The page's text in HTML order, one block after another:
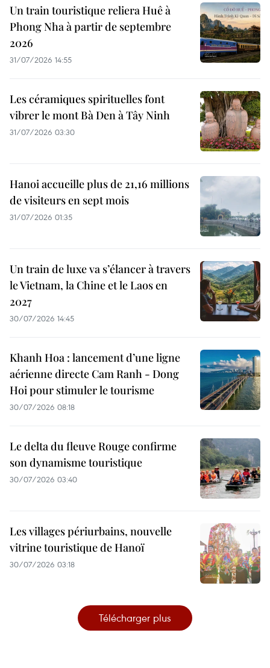
Un train touristique reliera Huê à
Phong Nha à partir de septembre
2026
31/07/2026 14:55
Les céramiques spirituelles font
vibrer le mont Bà Den à Tây Ninh
31/07/2026 03:30
Hanoi accueille plus de 21,16 millions
de visiteurs en sept mois ​
31/07/2026 01:35
Un train de luxe va s’élancer à travers
le Vietnam, la Chine et le Laos en
2027
30/07/2026 14:45
Khanh Hoa : lancement d’une ligne
aérienne directe Cam Ranh - Dong
Hoi pour stimuler le tourisme
30/07/2026 08:18
Le delta du fleuve Rouge confirme
son dynamisme touristique
30/07/2026 03:40
Les villages périurbains, nouvelle
vitrine touristique de Hanoï
30/07/2026 03:18
Télécharger plus